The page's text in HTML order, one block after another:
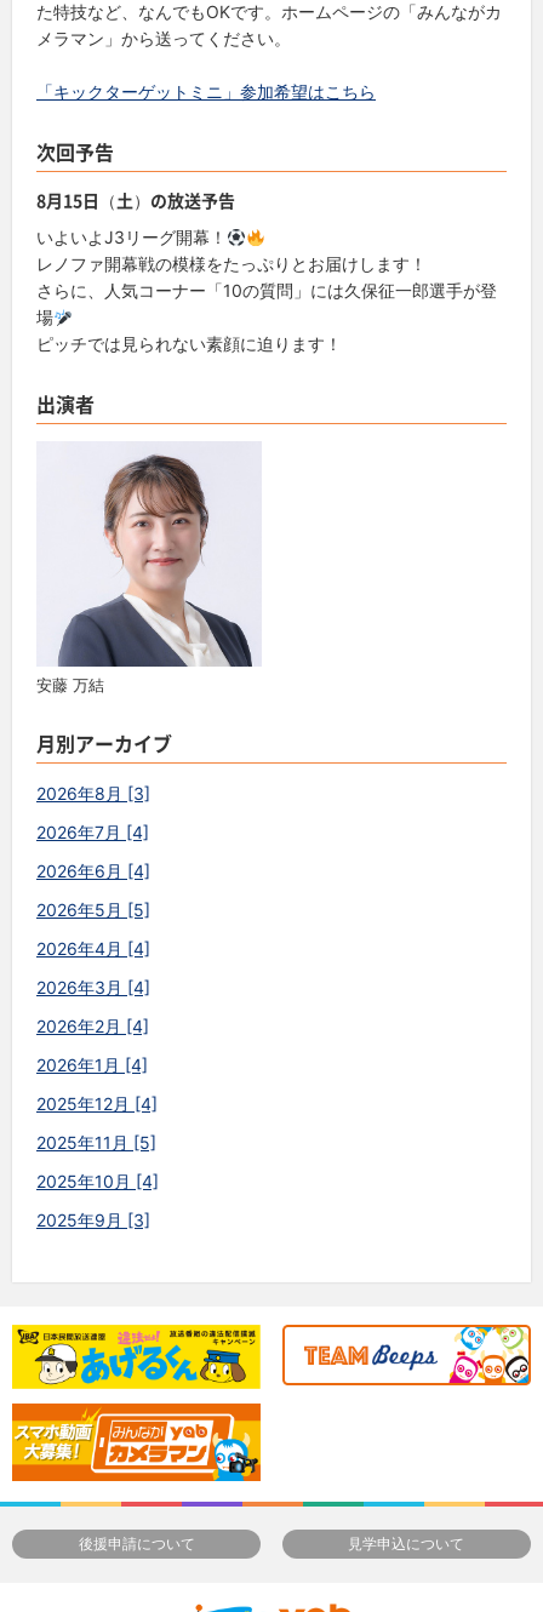
た特技など、なんでもOKです。ホームページの「みんながカ
メラマン」から送ってください。
「キックターゲットミニ」参加希望はこちら
次回予告
8月15日（土）の放送予告
いよいよJ3リーグ開幕！
レノファ開幕戦の模様をたっぷりとお届けします！
さらに、人気コーナー「10の質問」には久保征一郎選手が登
場
ピッチでは見られない素顔に迫ります！
出演者
安藤 万結
月別アーカイブ
2026年8月 [3]
2026年7月 [4]
2026年6月 [4]
2026年5月 [5]
2026年4月 [4]
2026年3月 [4]
2026年2月 [4]
2026年1月 [4]
2025年12月 [4]
2025年11月 [5]
2025年10月 [4]
2025年9月 [3]
後援申請について 見学申込について